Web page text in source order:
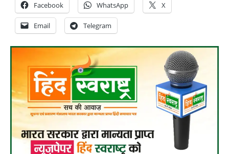
Facebook WhatsApp X
Email Telegram